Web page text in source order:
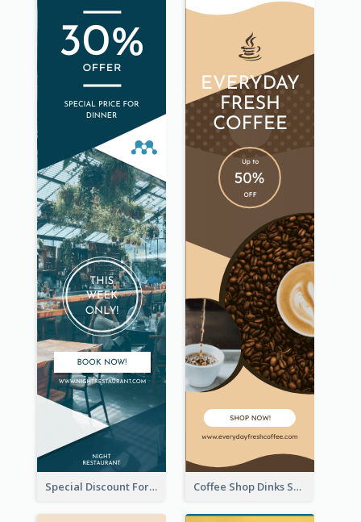
Special Discount For Dinner Wide Skyscraper Banner Coffee Shop Dinks Sale Wide Skyscraper Banner